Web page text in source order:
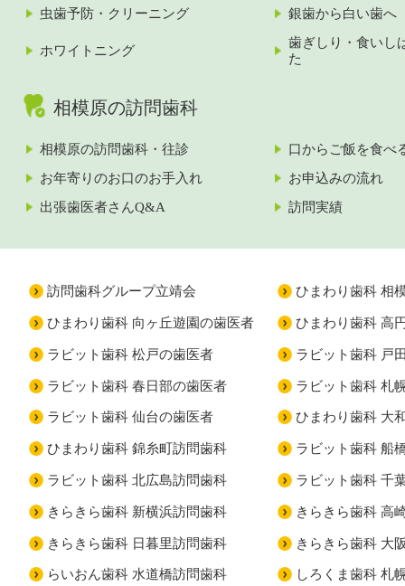
虫歯予防・クリーニング 銀歯から白い歯へ
ホワイトニング
歯ぎしり・食いし
た
相模原の訪問歯科
相模原の訪問歯科・往診
口からご飯を食べ
お年寄りのお口のお手入れ
お申込みの流れ
出張歯医者さんQ&A
訪問実績
訪問歯科グループ立靖会 ひまわり歯科 相
ひまわり歯科 向ヶ丘遊園の歯医者 ひまわり歯科 高
ラビット歯科 松戸の歯医者 ラビット歯科 戸
ラビット歯科 春日部の歯医者 ラビット歯科 札
ラビット歯科 仙台の歯医者 ひまわり歯科 大
ひまわり歯科 錦糸町訪問歯科 ラビット歯科 船
ラビット歯科 北広島訪問歯科 ラビット歯科 千
きらきら歯科 新横浜訪問歯科 きらきら歯科 高
きらきら歯科 日暮里訪問歯科 きらきら歯科 大
らいおん歯科 水道橋訪問歯科 しろくま歯科 札